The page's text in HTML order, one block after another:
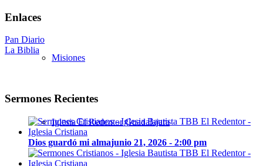
Misiones
Iglesia El Redentor Guadalajara
Enlaces
Pan Diario
La Biblia
Sermones Recientes
Dios guardó mi almajunio 21, 2026 - 2:00 pm